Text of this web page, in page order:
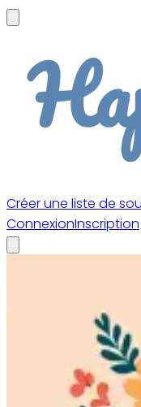
Créer une liste de
ConnexionInscription